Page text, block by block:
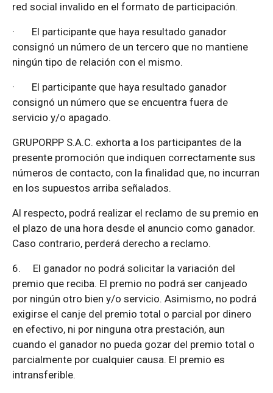
red social invalido en el formato de participación.
· El participante que haya resultado ganador
consignó un número de un tercero que no mantiene
ningún tipo de relación con el mismo.
· El participante que haya resultado ganador
consignó un número que se encuentra fuera de
servicio y/o apagado.
GRUPORPP S.A.C. exhorta a los participantes de la
presente promoción que indiquen correctamente sus
números de contacto, con la finalidad que, no incurran
en los supuestos arriba señalados.
Al respecto, podrá realizar el reclamo de su premio en
el plazo de una hora desde el anuncio como ganador.
Caso contrario, perderá derecho a reclamo.
6. El ganador no podrá solicitar la variación del
premio que reciba. El premio no podrá ser canjeado
por ningún otro bien y/o servicio. Asimismo, no podrá
exigirse el canje del premio total o parcial por dinero
en efectivo, ni por ninguna otra prestación, aun
cuando el ganador no pueda gozar del premio total o
parcialmente por cualquier causa. El premio es
intransferible.